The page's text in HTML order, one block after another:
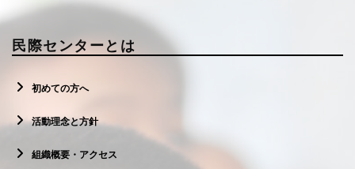
民際センターとは
初めての方へ
活動理念と方針
組織概要・アクセス